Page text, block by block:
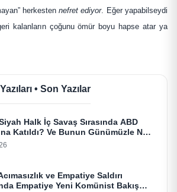
herkestennefret ediyor. Eğer yapabilseydi
kalanların çoğunu ömür boyu hapse atar ya
• Son Yazılar
Halk İç Savaş Sırasında ABD
Katıldı? Ve Bunun Günümüzle Ne
ve Empatiye Saldırı
Empatiye Yeni Komünist Bakış